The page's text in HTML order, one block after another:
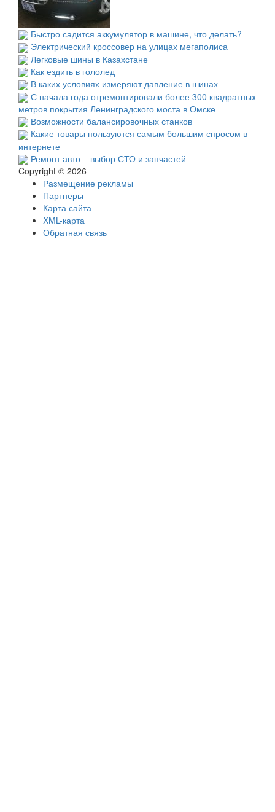
Быстро садится аккумулятор в машине, что делать?
Электрический кроссовер на улицах мегаполиса
Легковые шины в Казахстане
Как ездить в гололед
В каких условиях измеряют давление в шинах
С начала года отремонтировали более 300 квадратных
метров покрытия Ленинградского моста в Омске
Возможности балансировочных станков
Какие товары пользуются самым большим спросом в
интернете
Ремонт авто – выбор СТО и запчастей
Copyright © 2026
Размещение рекламы
Партнеры
Карта сайта
XML-карта
Обратная связь